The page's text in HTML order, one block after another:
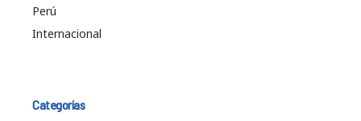
Perú
Internacional
Categorías